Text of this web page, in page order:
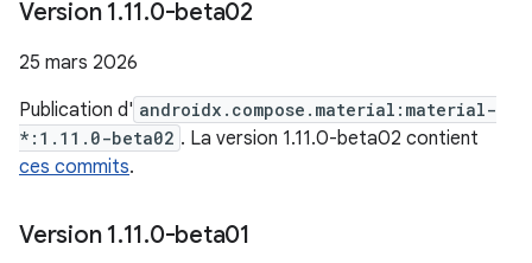
Version 1.11.0-beta02
25 mars 2026
Publication d' androidx.compose.material:material-
*:1.11.0-beta02 . La version 1.11.0-beta02 contient
ces commits.
Version 1.11.0-beta01